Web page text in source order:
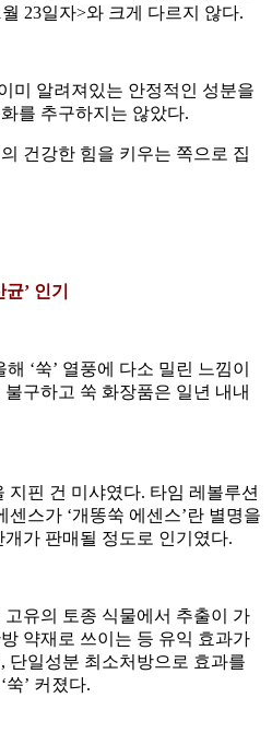
23일자>와 크게 다르지 않다.
미 알려져있는 안정적인 성분을
를 추구하지는 않았다.
건강한 힘을 키우는 쪽으로 집
’ 인기
‘쑥’ 열풍에 다소 밀린 느낌이
구하고 쑥 화장품은 일년 내내
지핀 건 미샤였다. 타임 레볼루션
스가 ‘개똥쑥 에센스’란 별명을
가 판매될 정도로 인기였다.
유의 토종 식물에서 추출이 가
약재로 쓰이는 등 유익 효과가
단일성분 최소처방으로 효과를
’ 커졌다.